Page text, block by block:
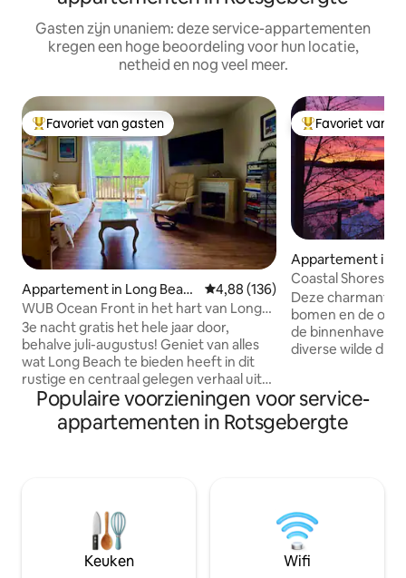
Gasten zijn unaniem: deze service-appartementen
kregen een hoge beoordeling voor hun locatie,
netheid en nog veel meer.
Topfavoriet van gasten
Favoriet van gasten
Appartement in Long Beac
h
Gemiddelde beoordeling van
4,88 (136)
WUB Ocean Front in het hart van Long
Beach
3e nacht gratis het hele jaar door,
behalve juli-augustus! Geniet van alles
wat Long Beach te bieden heeft in dit
rustige en centraal gelegen verhaal uit
het midden van de vorige eeuw. Op
loopafstand van restaurants, bars,
boerenmarkt, bakkerij, Scoopers en het
stadspark en misschien zie je zelfs een
open haard, strandstoelen,
schelpenpistolen en spelletjes. Pad naar
Topfavoriet van
Favoriet van
Appartement in
Coastal Shores
Deze charmante
bomen en de
de binnenhaven
diverse wilde
Misschien komt
de beer voorbij.
vanaf je patio!
toevluchtsoord in
oceaan. Loop
Populaire voorzieningen voor service-
appartementen in Rotsgebergte
Keuken Wifi